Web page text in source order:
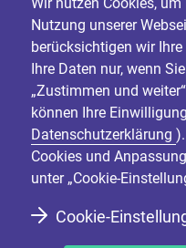
Nutzung unserer
berücksichtigen wir
Ihre Daten nur, wenn
„Zustimmen und
können Ihre
Datenschutzerklärung
Cookies und
unter „Cookie-
Cookie-